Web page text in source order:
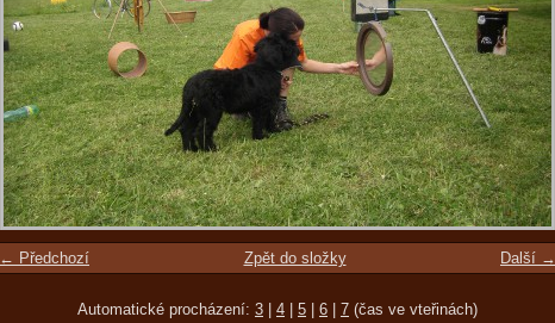
← Předchozí Další →
Zpět do složky
Automatické procházení: 3 4 5 6 7 (čas ve vteřinách)